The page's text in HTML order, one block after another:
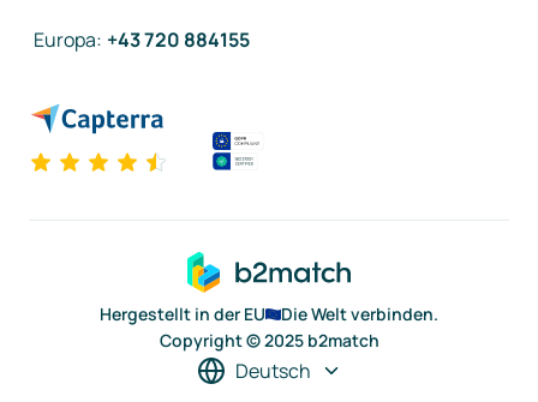
Europa: +43 720 884155
Hergestellt in der EU
Die Welt verbinden.
Copyright © 2025 b2match
Deutsch